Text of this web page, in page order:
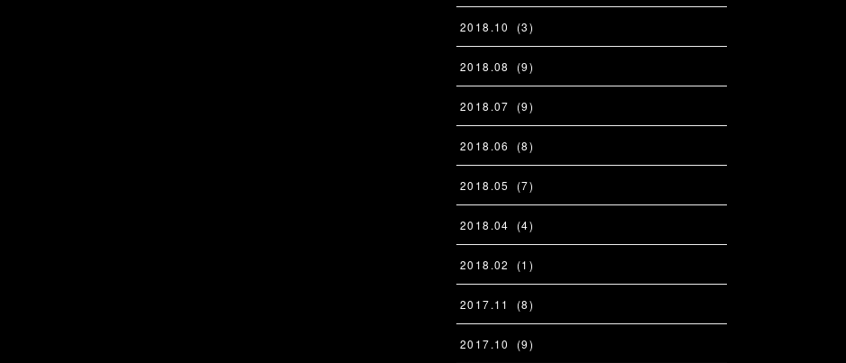
2018 .10 (3)
2018 .08 (9)
2018 .07 (9)
2018 .06 (8)
2018 .05 (7)
2018 .04 (4)
2018 .02 (1 )
2017.11 (8)
2017.10 (9)